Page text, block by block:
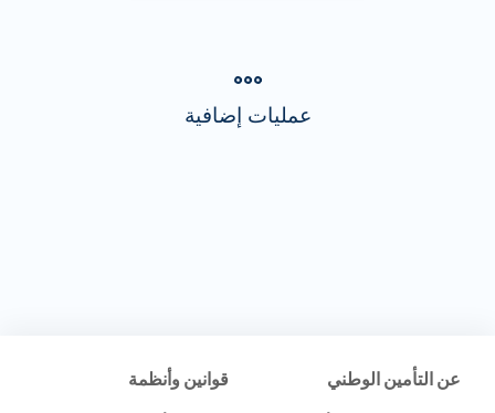
عمليات إضافية
عن التأمين الوطني قوانين وأنظمة